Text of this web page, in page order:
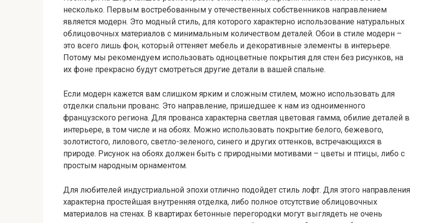
несколько. Первым востребованным у отечественных собственников направлением
является модерн. Это модный стиль, для которого характерно использование натуральных
облицовочных материалов с минимальным количеством деталей. Обои в стиле модерн –
это всего лишь фон, который оттеняет мебель и декоративные элементы в интерьере.
Потому мы рекомендуем использовать одноцветные покрытия для стен без рисунков, на
их фоне прекрасно будут смотреться другие детали в вашей спальне.
Если модерн кажется вам слишком ярким и сложным стилем, можно использовать для
отделки спальни прованс. Это направление, пришедшее к нам из одноименного
французского региона. Для прованса характерна светлая цветовая гамма, обилие деталей в
интерьере, в том числе и на обоях. Можно использовать покрытие белого, бежевого,
золотистого, лилового, светло-зеленого, синего и других оттенков, встречающихся в
природе. Рисунок на обоях должен быть с природными мотивами – цветы и птицы, либо с
простым народным орнаментом.
Для любителей индустриальной эпохи отлично подойдет стиль лофт. Для этого направления
характерна простейшая внутренняя отделка, либо полное отсутствие облицовочных
материалов на стенах. В квартирах бетонные перегородки могут выглядеть не очень